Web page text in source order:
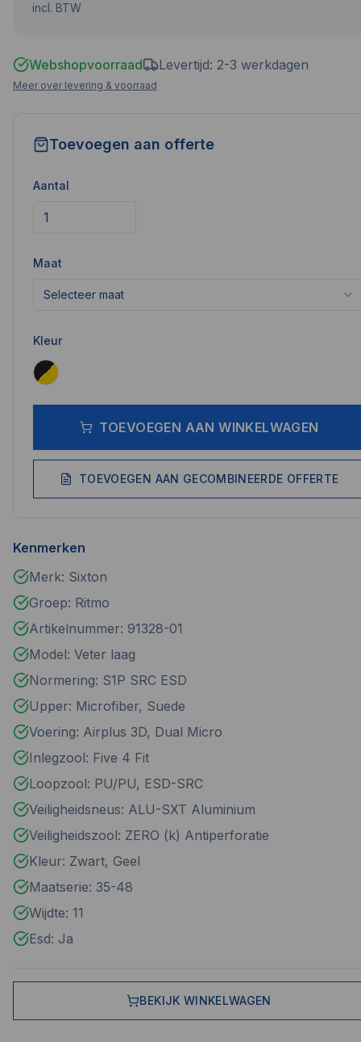
incl. BTW
Webshopvoorraad Levertijd: 2-3 werkdagen
Meer over levering & voorraad
Toevoegen aan offerte
Aantal
Maat
Selecteer maat
Kleur
TOEVOEGEN AAN WINKELWAGEN
TOEVOEGEN AAN GECOMBINEERDE OFFERTE
Kenmerken
Merk: Sixton
Groep: Ritmo
Artikelnummer: 91328-01
Model: Veter laag
Normering: S1P SRC ESD
Upper: Microfiber, Suede
Voering: Airplus 3D, Dual Micro
Inlegzool: Five 4 Fit
Loopzool: PU/PU, ESD-SRC
Veiligheidsneus: ALU-SXT Aluminium
Veiligheidszool: ZERO (k) Antiperforatie
Kleur: Zwart, Geel
Maatserie: 35-48
Wijdte: 11
Esd: Ja
BEKIJK WINKELWAGEN